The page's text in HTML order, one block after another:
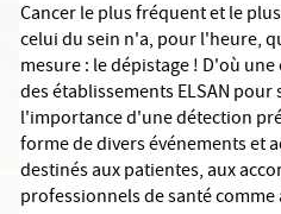
Cancer le plus fréquent et le
celui du sein n'a, pour l'heure,
mesure : le dépistage ! D'où
des établissements ELSAN
l'importance d'une détection
forme de divers événements et
destinés aux patientes, aux
professionnels de santé